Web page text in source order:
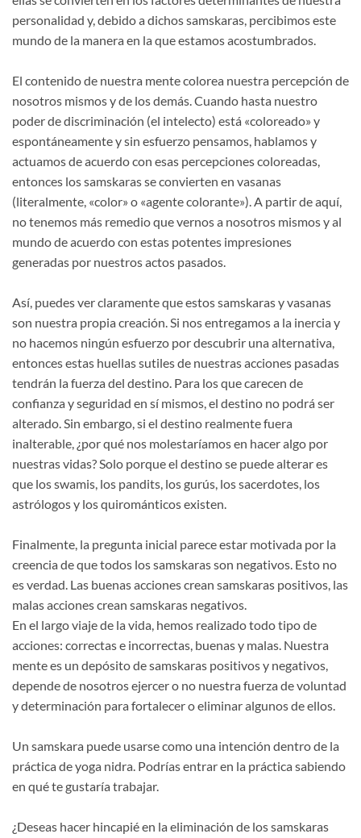
personalidad y, debido a dichos samskaras, percibimos este
mundo de la manera en la que estamos acostumbrados.
El contenido de nuestra mente colorea nuestra percepción de
nosotros mismos y de los demás. Cuando hasta nuestro
poder de discriminación (el intelecto) está «coloreado» y
espontáneamente y sin esfuerzo pensamos, hablamos y
actuamos de acuerdo con esas percepciones coloreadas,
entonces los samskaras se convierten en vasanas
(literalmente, «color» o «agente colorante»). A partir de aquí,
no tenemos más remedio que vernos a nosotros mismos y al
mundo de acuerdo con estas potentes impresiones
generadas por nuestros actos pasados.
Así, puedes ver claramente que estos samskaras y vasanas
son nuestra propia creación. Si nos entregamos a la inercia y
no hacemos ningún esfuerzo por descubrir una alternativa,
entonces estas huellas sutiles de nuestras acciones pasadas
tendrán la fuerza del destino. Para los que carecen de
confianza y seguridad en sí mismos, el destino no podrá ser
alterado. Sin embargo, si el destino realmente fuera
inalterable, ¿por qué nos molestaríamos en hacer algo por
nuestras vidas? Solo porque el destino se puede alterar es
que los swamis, los pandits, los gurús, los sacerdotes, los
astrólogos y los quirománticos existen.
Finalmente, la pregunta inicial parece estar motivada por la
creencia de que todos los samskaras son negativos. Esto no
es verdad. Las buenas acciones crean samskaras positivos, las
malas acciones crean samskaras negativos.
En el largo viaje de la vida, hemos realizado todo tipo de
acciones: correctas e incorrectas, buenas y malas. Nuestra
mente es un depósito de samskaras positivos y negativos,
depende de nosotros ejercer o no nuestra fuerza de voluntad
y determinación para fortalecer o eliminar algunos de ellos.
Un samskara puede usarse como una intención dentro de la
práctica de yoga nidra. Podrías entrar en la práctica sabiendo
en qué te gustaría trabajar.
¿Deseas hacer hincapié en la eliminación de los samskaras